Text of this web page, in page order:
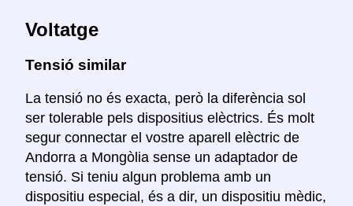
Voltatge
Tensió similar
La tensió no és exacta, però la diferència sol
ser tolerable pels dispositius elèctrics. És molt
segur connectar el vostre aparell elèctric de
Andorra a Mongòlia sense un adaptador de
tensió. Si teniu algun problema amb un
dispositiu especial, és a dir, un dispositiu mèdic,